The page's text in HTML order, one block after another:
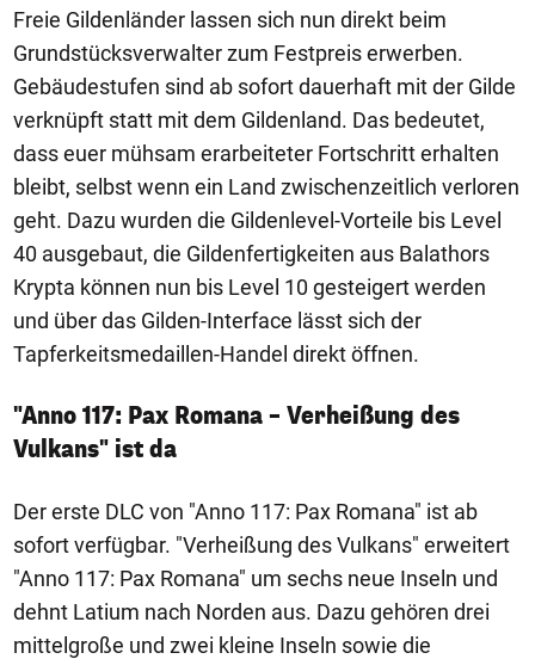
Freie Gildenländer lassen sich nun direkt beim
Grundstücksverwalter zum Festpreis erwerben.
Gebäudestufen sind ab sofort dauerhaft mit der Gilde
verknüpft statt mit dem Gildenland. Das bedeutet,
dass euer mühsam erarbeiteter Fortschritt erhalten
bleibt, selbst wenn ein Land zwischenzeitlich verloren
geht. Dazu wurden die Gildenlevel-Vorteile bis Level
40 ausgebaut, die Gildenfertigkeiten aus Balathors
Krypta können nun bis Level 10 gesteigert werden
und über das Gilden-Interface lässt sich der
Tapferkeitsmedaillen-Handel direkt öffnen.
"Anno 117: Pax Romana – Verheißung des
Vulkans" ist da
Der erste DLC von "Anno 117: Pax Romana" ist ab
sofort verfügbar. "Verheißung des Vulkans" erweitert
"Anno 117: Pax Romana" um sechs neue Inseln und
dehnt Latium nach Norden aus. Dazu gehören drei
mittelgroße und zwei kleine Inseln sowie die